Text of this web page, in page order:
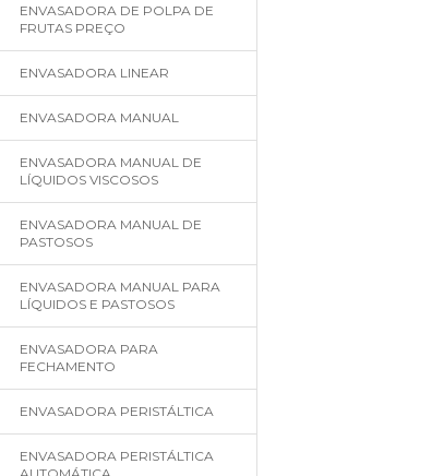
ENVASADORA DE POLPA DE
FRUTAS PREÇO
ENVASADORA LINEAR
ENVASADORA MANUAL
ENVASADORA MANUAL DE
LÍQUIDOS VISCOSOS
ENVASADORA MANUAL DE
PASTOSOS
ENVASADORA MANUAL PARA
LÍQUIDOS E PASTOSOS
ENVASADORA PARA
FECHAMENTO
ENVASADORA PERISTÁLTICA
ENVASADORA PERISTÁLTICA